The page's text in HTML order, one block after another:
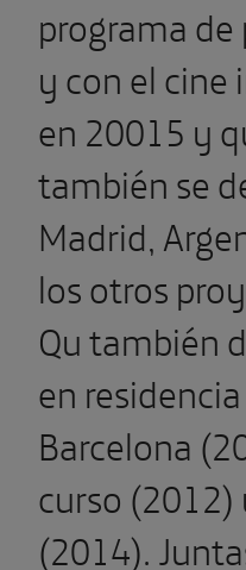
programa
y con el cine
en 20015 y
también se
Madrid,
los otros
Qu también
en
Barcelona
curso
(2014).